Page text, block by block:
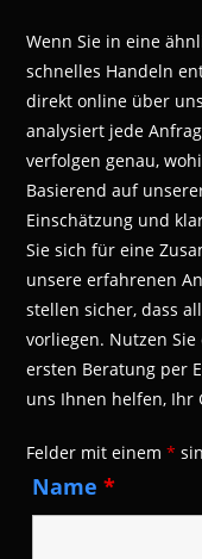
Wenn Sie in eine
schnelles Handeln
direkt online über
analysiert jede
verfolgen genau,
Basierend auf
Einschätzung und
Sie sich für eine
unsere erfahrenen
stellen sicher, dass
vorliegen. Nutzen
ersten Beratung per
uns Ihnen helfen, Ihr
Felder mit einem*
Name*